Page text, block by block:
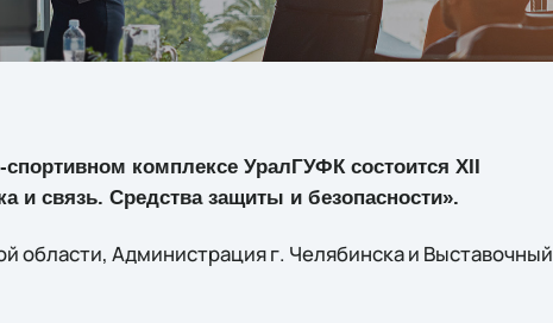
комплексе УралГУФК состоится XII
и связь. Средства защиты и безопасности».
области, Администрация г. Челябинска и Выставочный